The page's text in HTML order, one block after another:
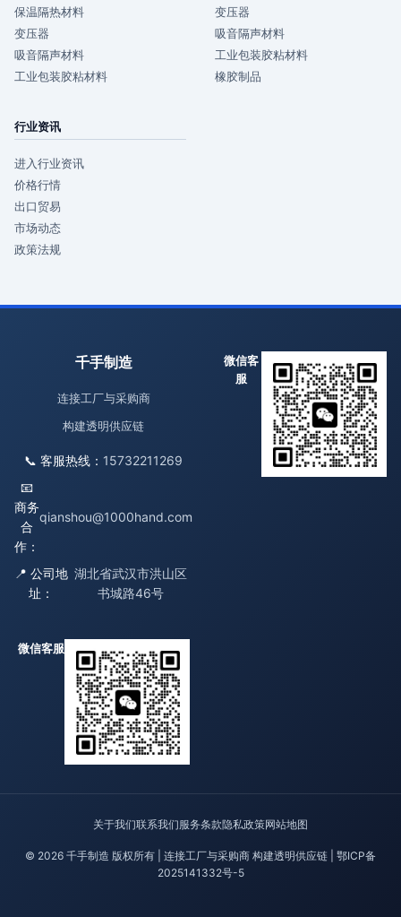
保温隔热材料
变压器
吸音隔声材料
工业包装胶粘材料
变压器
吸音隔声材料
工业包装胶粘材料
橡胶制品
行业资讯
进入行业资讯
价格行情
出口贸易
市场动态
政策法规
千手制造
连接工厂与采购商
构建透明供应链
📞 客服热线： 15732211269
📧
商务
合
作：
qianshou@1000hand.com
📍 公司地
址：
湖北省武汉市洪山区
书城路46号
微信客
服
微信客服
关于我们联系我们服务条款隐私政策网站地图
© 2026 千手制造 版权所有 | 连接工厂与采购商 构建透明供应链 | 鄂ICP备
2025141332号-5